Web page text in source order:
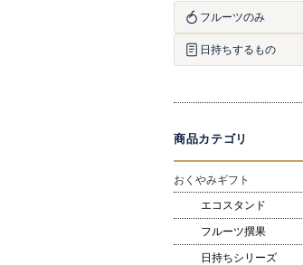
フルーツのみ
日持ちするもの
商品カテゴリ
おくやみギフト
エコスタンド
フルーツ撰果
日持ちシリーズ